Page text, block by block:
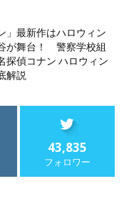
」最新作はハロウィン
が舞台！ 警察学校組
探偵コナン ハロウィン
解説
43,835
フォロワー